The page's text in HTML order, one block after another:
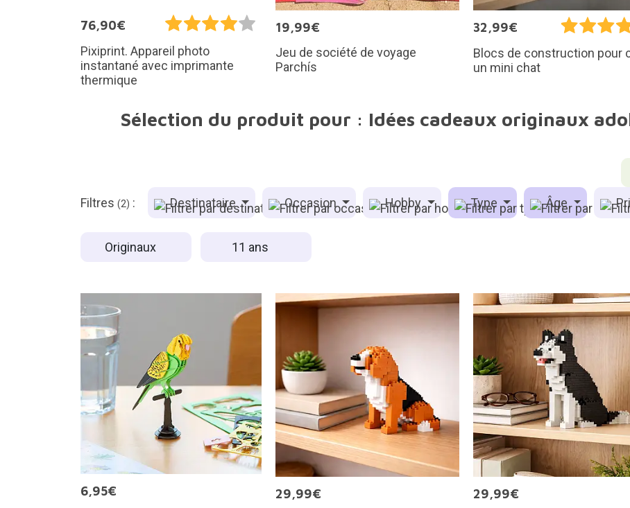
76,90€
Pixiprint. Appareil photo
instantané avec imprimante
thermique
19,99€
Jeu de société de voyage
Parchís
32,99€
Blocs de construction pour
un mini chat
Sélection du produit pour : Idées cadeaux originaux
Filtres (2) : Destinataire Occasion Hobby Type Âge
Originaux 11 ans
6,95€
29,99€
29,99€